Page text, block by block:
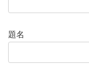
題名